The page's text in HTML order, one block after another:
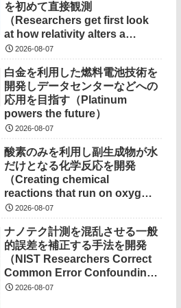
を初めて直接観測
（Researchers get first look
at how relativity alters a
chemical bond）
2026-08-07
白金を利用した燃料電池技術を
開発しデータセンターなどへの
応用を目指す（Platinum
powers the future）
2026-08-07
酸素のみを利用し副生成物が水
だけとなる化学反応を開発
（Creating chemical
reactions that run on oxygen,
produce only water as
2026-08-07
ナノテク計測を混乱させる一般
的誤差を補正する手法を開発
（NIST Researchers Correct
Common Error Confounding
Nanotech Measurements）
2026-08-07